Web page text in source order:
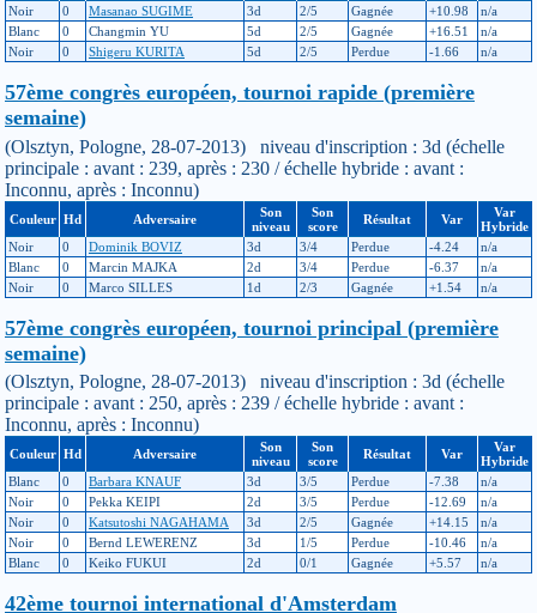
Noir
0 Masanao SUGIME 3d 2/5 Gagnée +10.98
n/a
Blanc
0 Changmin YU 5d 2/5 Gagnée +16.51
n/a
Noir
0 Shigeru KURITA 5d 2/5 Perdue -1.66 n/a
57ème congrès européen, tournoi rapide (première
semaine)
(Olsztyn, Pologne, 28-07-2013) niveau d'inscription : 3d (échelle
principale : avant : 239, après : 230 / échelle hybride : avant :
Inconnu, après : Inconnu)
Couleur Hd Adversaire
Son
niveau
Son
score
Résultat Var
Var
Hybride
Noir
0 Dominik BOVIZ 3d 3/4 Perdue -4.24
n/a
Blanc
0 Marcin MAJKA 2d 3/4 Perdue -6.37
n/a
Noir
0 Marco SILLES 1d 2/3 Gagnée +1.54 n/a
57ème congrès européen, tournoi principal (première
semaine)
(Olsztyn, Pologne, 28-07-2013) niveau d'inscription : 3d (échelle
principale : avant : 250, après : 239 / échelle hybride : avant :
Inconnu, après : Inconnu)
Couleur Hd Adversaire
Son
niveau
Son
score
Résultat Var
Var
Hybride
Blanc
0 Barbara KNAUF 3d 3/5 Perdue -7.38
n/a
Noir
0 Pekka KEIPI 2d 3/5 Perdue -12.69
n/a
Noir
0 Katsutoshi NAGAHAMA 3d 2/5 Gagnée +14.15
n/a
Noir
0 Bernd LEWERENZ 3d 1/5 Perdue -10.46
n/a
Blanc
0 Keiko FUKUI 2d 0/1 Gagnée +5.57 n/a
42ème tournoi international d'Amsterdam